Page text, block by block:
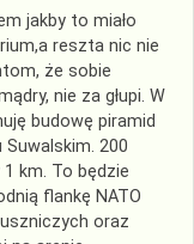
jakby to miało
reszta nic nie
że sobie
nie za głupi. W
budowę piramid
200
km. To będzie
flankę NATO
oraz